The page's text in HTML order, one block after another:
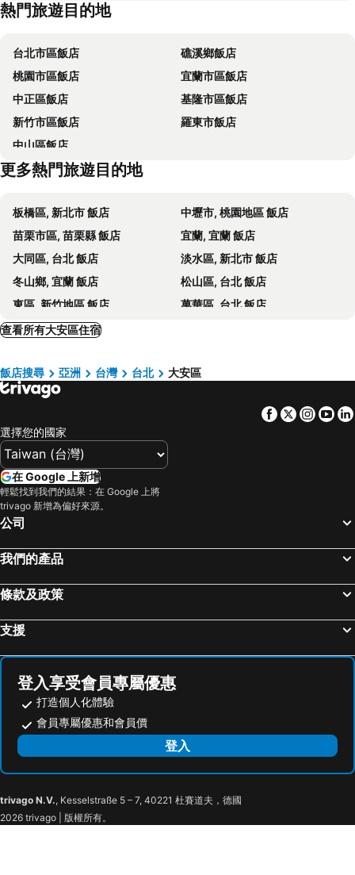
馥都商務飯店
台北福華大飯店
Morwing Hotel - Ocean
福格大飯店
Life Hotel
宜家商旅
Jasper Young Hotel Banqiao
桃園林口福容大飯店
西悠飯店 - 台北店
Dolamanco Hotel
The Corner House
NiHao Café Hotel
方舟旅店(台北長安館)
ARK Hotel - Dongmen
Chez Nous
Sonnien Hotel
Sonnien Taipei
台北美侖大飯店
Taipei Fullerton Hotel - South
Hotel HD Palace
Royal Rose Hotel Xinsheng
台北謙商旅-東門館
Vendome Hotel
35APT.
沃客商旅西門館
力歐時尚旅館站前館
Guide Hotel Taipei NTU
Yanping Stay
雅莊旅館
Taipei 101
拉拉山
淡水老街
烏來溫泉
饒河街觀光夜市
中壢車站
景美捷運站
大安森林公園
永康街
大安區
捷運忠孝復興站
捷運善導寺站
新店捷運站
捷運關渡站
台灣總統府凱達格蘭大道
陽明山國家公園
捷運圓山站
熱門旅遊目的地
台北市區飯店
礁溪鄉飯店
桃園市區飯店
宜蘭市區飯店
中正區飯店
基隆市區飯店
新竹市區飯店
羅東市飯店
中山區飯店
更多熱門旅遊目的地
板橋區, 新北市 飯店
中壢市, 桃園地區 飯店
苗栗市區, 苗栗縣 飯店
宜蘭, 宜蘭 飯店
大同區, 台北 飯店
淡水區, 新北市 飯店
冬山鄉, 宜蘭 飯店
松山區, 台北 飯店
東區, 新竹地區 飯店
萬華區, 台北 飯店
北投, 台北 飯店
大園鄉, 桃園地區 飯店
南港區, 台北 飯店
新店區, 新北市 飯店
三重區, 新北市 飯店
台北市區, 台北 飯店
桃園市區, 桃園地區 飯店
中正區, 台北 飯店
新竹市區, 新竹地區 飯店
高雄市區, 高雄地區 飯店
花蓮市, 花蓮 飯店
查看所有大安區住宿
飯店搜尋 亞洲 台灣 台北 大安區
Facebook
Twitter
選擇您的國家
在 Google 上新增
輕鬆找到我們的結果：在 Google 上將
trivago 新增為偏好來源。
公司
我們的產品
條款及政策
支援
登入享受會員專屬優惠
打造個人化體驗
會員專屬優惠和會員價
登入
trivago N.V., Kesselstraße 5 – 7, 40221 杜賽道夫，德國
2026 trivago | 版權所有。